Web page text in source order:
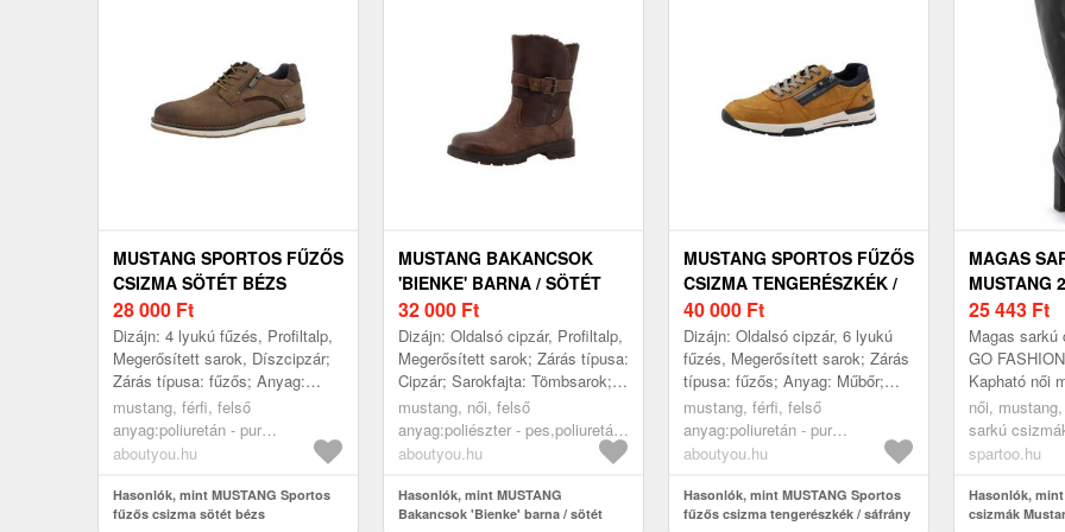
MUSTANG SPORTOS FŰZŐS
CSIZMA SÖTÉT BÉZS
28 000 Ft
Dizájn: 4 lyukú fűzés, Profiltalp,
Megerősített sarok, Díszcipzár;
Zárás típusa: fűzős; Anyag:
Műbőr; Minta: Univerzális
színek; Anyag: Műbőr; Cipő...
mustang, férfi, felső
anyag:poliuretán - pur
(újrahasznosított),bélés és
cipők, félcipők, sportos félcipők,
sötét bézs
aboutyou.hu
Hasonlók, mint MUSTANG Sportos
fűzős csizma sötét bézs
MUSTANG BAKANCSOK
'BIENKE' BARNA / SÖTÉT
BARNA
32 000 Ft
Dizájn: Oldalsó cipzár, Profiltalp,
Megerősített sarok; Zárás típusa:
Cipzár; Sarokfajta: Tömbsarok;
Anyag: Műbőr; Minta:
színtömbös; Anyag: Műbőr;...
mustang, női, felső
anyag:poliészter - pes,poliuretán
- pur (újrahasznosított),bélés és
akciók, cipők, csizmák,
bakancsok, barna, sötét barna
aboutyou.hu
Hasonlók, mint MUSTANG
Bakancsok 'Bienke' barna / sötét
MUSTANG SPORTOS FŰZŐS
CSIZMA TENGERÉSZKÉK /
SÁFRÁNY / FEKETE
40 000 Ft
Dizájn: Oldalsó cipzár, 6 lyukú
fűzés, Megerősített sarok; Zárás
típusa: fűzős; Anyag: Műbőr;
Minta: Univerzális színek;
Anyag: Műbőr; Cipőorr: Ker...
mustang, férfi, felső
anyag:poliuretán - pur
(újrahasznosított),poliészter -
fedőtalp:textil,járótalp:műanyag,
cipők, félcipők, sportos félcipők,
aboutyou.hu
Hasonlók, mint MUSTANG Sportos
fűzős csizma tengerészkék / sáfrány
MAGAS
MUSTANG
BLACK
25 443 Ft
Magas
GO
Kapható női
Cipők >
női,
sarkú
spartoo.hu
Hasonlók,
csizmák